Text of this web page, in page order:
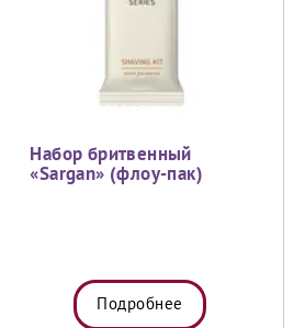
Набор бритвенный
«Sargan» (флоу-пак)
Подробнее